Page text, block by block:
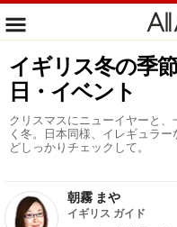
イギリス冬の季
日・イベント
クリスマスにニューイヤーと
く冬。日本同様、イレギュラ
どしっかりチェックして。
朝霧 まや
イギリス ガイド